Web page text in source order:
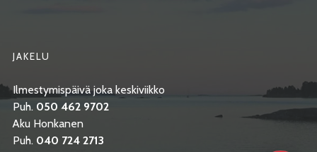
JAKELU
Ilmestymispäivä joka keskiviikko
Puh. 050 462 9702
Aku Honkanen
Puh. 040 724 2713